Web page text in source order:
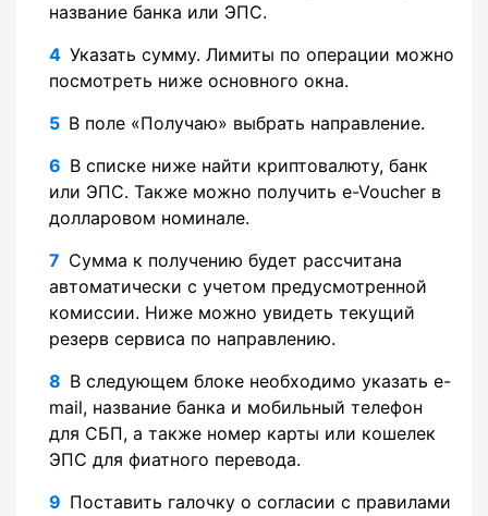
название банка или ЭПС.
Указать сумму. Лимиты по операции можно
посмотреть ниже основного окна.
В поле «Получаю» выбрать направление.
В списке ниже найти криптовалюту, банк
или ЭПС. Также можно получить e-Voucher в
долларовом номинале.
Сумма к получению будет рассчитана
автоматически с учетом предусмотренной
комиссии. Ниже можно увидеть текущий
резерв сервиса по направлению.
В следующем блоке необходимо указать e-
mail, название банка и мобильный телефон
для СБП, а также номер карты или кошелек
ЭПС для фиатного перевода.
Поставить галочку о согласии с правилами